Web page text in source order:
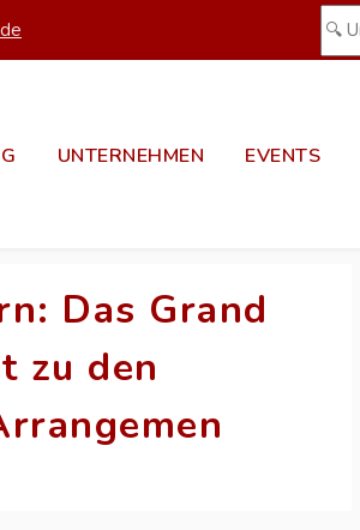
UNTERNEHMEN EVENTS
Das Grand
zu den